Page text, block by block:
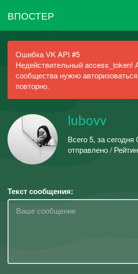
ВПОСТЕР
Ошибка VK API #5
Недействительный access_token!
сообщества нужно
повторно.
lubovv
Всего 5, за
отправлено /
Текст сообщения: